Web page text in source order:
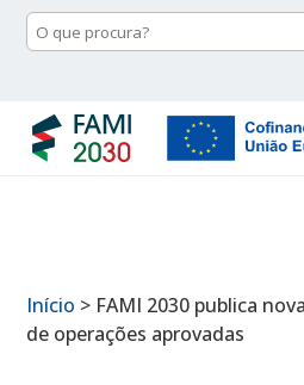
Início > FAMI 2030 publica
de operações aprovadas